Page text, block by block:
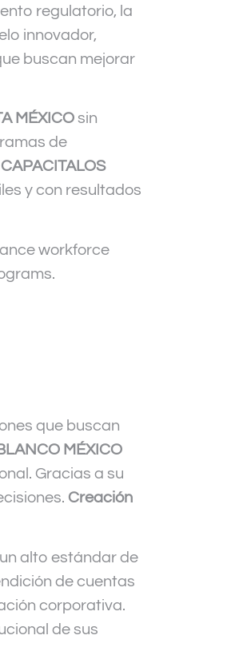
regulatorio, la
innovador,
buscan mejorar
MÉXICOsin
de
CAPACITALOS
y con resultados
workforce
que buscan
MÉXICO
Gracias a su
Creación
alto estándar de
de cuentas
corporativa.
de sus